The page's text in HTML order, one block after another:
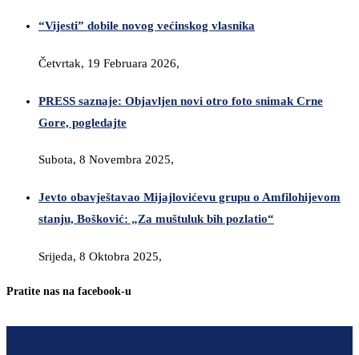
“Vijesti” dobile novog većinskog vlasnika
Četvrtak, 19 Februara 2026,
PRESS saznaje: Objavljen novi otro foto snimak Crne
Gore, pogledajte
Subota, 8 Novembra 2025,
Jevto obavještavao Mijajlovićevu grupu o Amfilohijevom
stanju, Bošković: „Za muštuluk bih pozlatio“
Srijeda, 8 Oktobra 2025,
Pratite nas na facebook-u